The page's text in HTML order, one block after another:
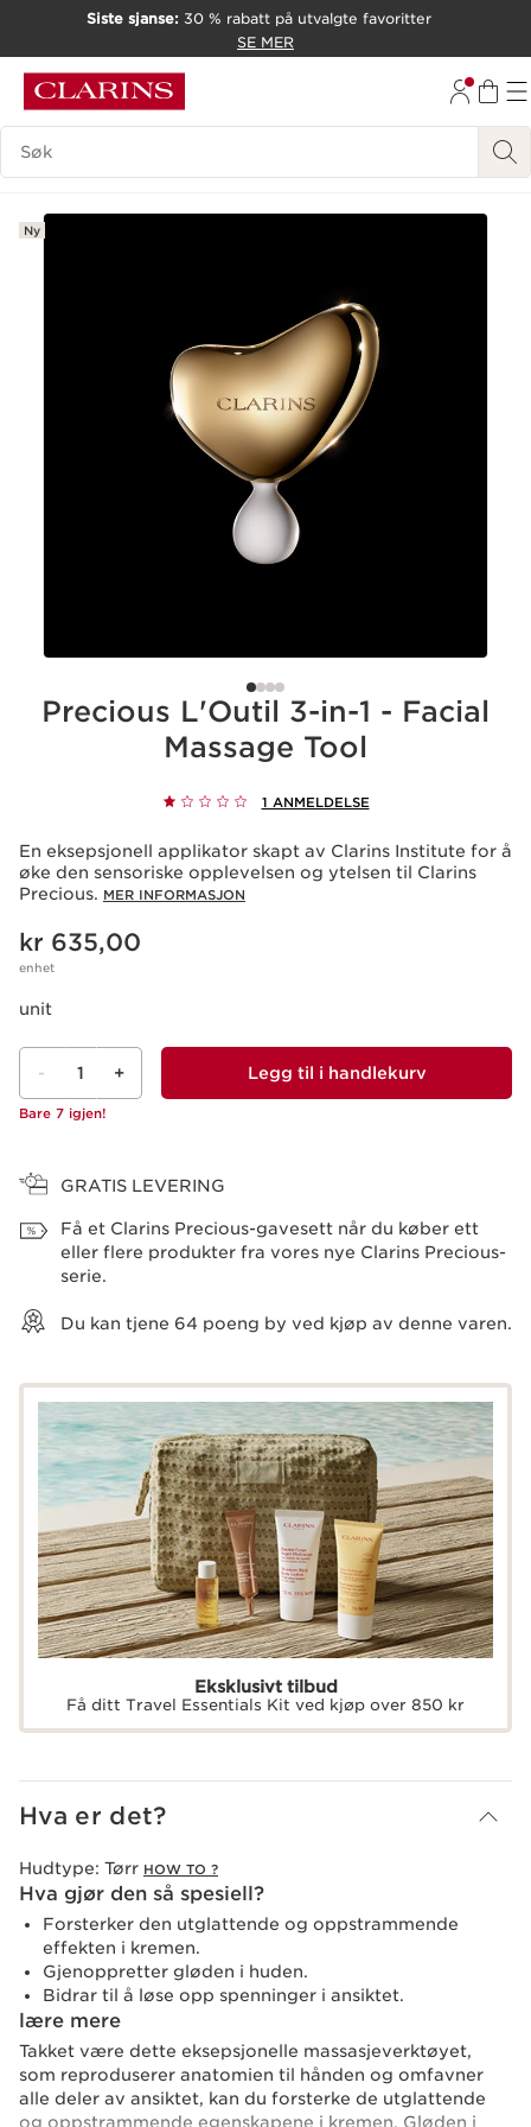
GÅ TIL BUNNTEKST
Siste sjanse: 30 % rabatt på utvalgte favoritter
SE MER
Søk Forklaring
Ny
Precious L'Outil 3-in-1 - Facial
Massage Tool
1 ANMELDELSE
En eksepsjonell applikator skapt av Clarins Institute for å
øke den sensoriske opplevelsen og ytelsen til Clarins
Precious. MER INFORMASJON
Nåværende pris kr 635,00
kr 635,00
enhet
unit
- 1 +
Bare 7 igjen!
Legg til i handlekurv
GRATIS LEVERING
Få et Clarins Precious-gavesett når du køber ett
eller flere produkter fra vores nye Clarins Precious-
serie.
Du kan tjene 64 poeng by ved kjøp av denne varen.
Eksklusivt tilbud
Få ditt Travel Essentials Kit ved kjøp over 850 kr
Hva er det?
Hudtype: Tørr HOW TO ?
Hva gjør den så spesiell?
Forsterker den utglattende og oppstrammende
effekten i kremen.
Gjenoppretter gløden i huden.
Bidrar til å løse opp spenninger i ansiktet.
lære mere
Takket være dette eksepsjonelle massasjeverktøyet,
som reproduserer anatomien til hånden og omfavner
alle deler av ansiktet, kan du forsterke de utglattende
og oppstrammende egenskapene i kremen. Gløden i